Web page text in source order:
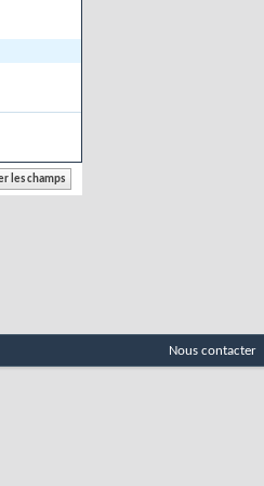
Nous contacter